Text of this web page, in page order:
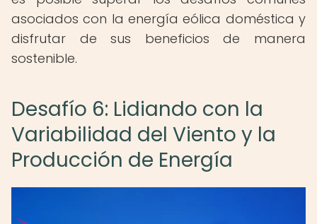
asociados con la energía eólica doméstica y
disfrutar de sus beneficios de manera
sostenible.
Desafío 6: Lidiando con la
Variabilidad del Viento y la
Producción de Energía